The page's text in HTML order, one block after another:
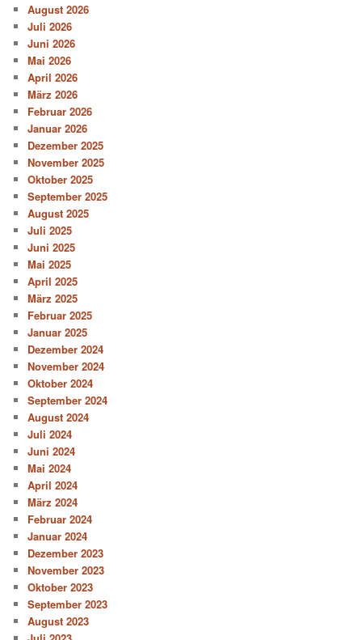
August 2026
Juli 2026
Juni 2026
Mai 2026
April 2026
März 2026
Februar 2026
Januar 2026
Dezember 2025
November 2025
Oktober 2025
September 2025
August 2025
Juli 2025
Juni 2025
Mai 2025
April 2025
März 2025
Februar 2025
Januar 2025
Dezember 2024
November 2024
Oktober 2024
September 2024
August 2024
Juli 2024
Juni 2024
Mai 2024
April 2024
März 2024
Februar 2024
Januar 2024
Dezember 2023
November 2023
Oktober 2023
September 2023
August 2023